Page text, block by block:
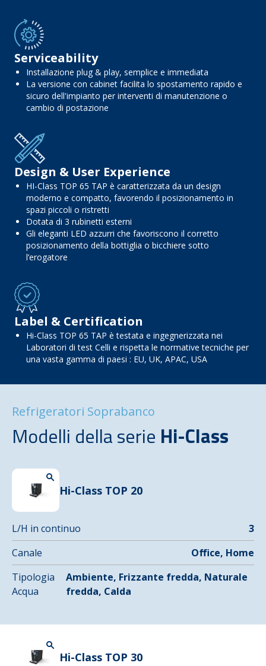
Serviceability
Installazione plug & play, semplice e immediata
La versione con cabinet facilita lo spostamento rapido e
sicuro dell'impianto per interventi di manutenzione o
cambio di postazione
Design & User Experience
HI-Class TOP 65 TAP è caratterizzata da un design
moderno e compatto, favorendo il posizionamento in
spazi piccoli o ristretti
Dotata di 3 rubinetti esterni
Gli eleganti LED azzurri che favoriscono il corretto
posizionamento della bottiglia o bicchiere sotto
l’erogatore
Label & Certification
Hi-Class TOP 65 TAP è testata e ingegnerizzata nei
Laboratori di test Celli e rispetta le normative tecniche per
una vasta gamma di paesi : EU, UK, APAC, USA
Refrigeratori Soprabanco
Modelli della serie Hi-Class
Hi-Class TOP 20
L/H in continuo
3
Canale
Office, Home
Tipologia
Acqua
Ambiente, Frizzante fredda, Naturale
fredda, Calda
Hi-Class TOP 30